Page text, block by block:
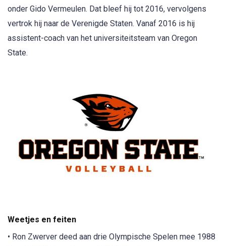
onder Gido Vermeulen. Dat bleef hij tot 2016, vervolgens
vertrok hij naar de Verenigde Staten. Vanaf 2016 is hij
assistent-coach van het universiteitsteam van Oregon
State.
Weetjes en feiten
• Ron Zwerver deed aan drie Olympische Spelen mee 1988